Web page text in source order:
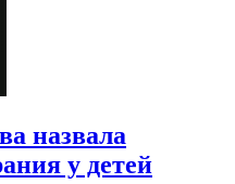
назвала
у детей